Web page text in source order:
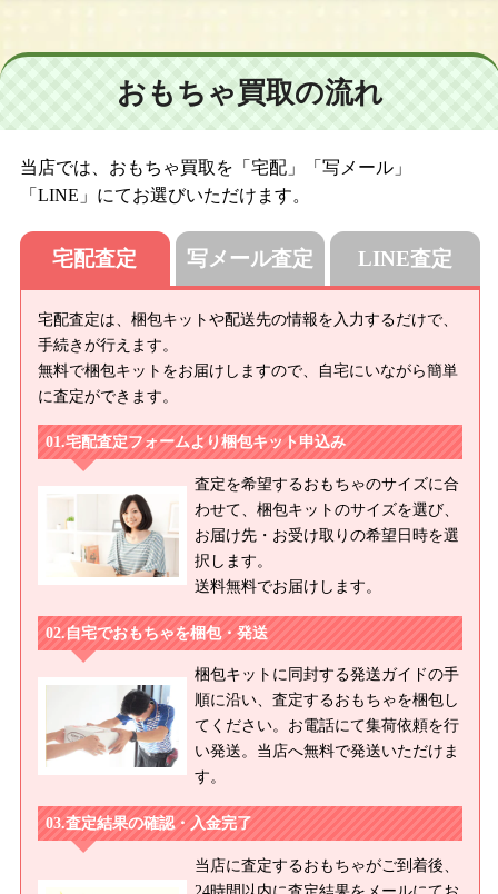
おもちゃ買取の流れ
当店では、おもちゃ買取を「宅配」「写メール」
「LINE」にてお選びいただけます。
宅配査定
宅配査定は、梱包キットや配送先の情報を入力するだけで、
手続きが行えます。
無料で梱包キットをお届けしますので、自宅にいながら簡単
に査定ができます。
宅配査定フォームより梱包キット申込み
査定を希望するおもちゃのサイズに合
わせて、梱包キットのサイズを選び、
お届け先・お受け取りの希望日時を選
択します。
送料無料でお届けします。
自宅でおもちゃを梱包・発送
梱包キットに同封する発送ガイドの手
順に沿い、査定するおもちゃを梱包し
てください。お電話にて集荷依頼を行
い発送。当店へ無料で発送いただけま
す。
査定結果の確認・入金完了
当店に査定するおもちゃがご到着後、
24時間以内に査定結果をメールにてお
写メール査定 LINE査定